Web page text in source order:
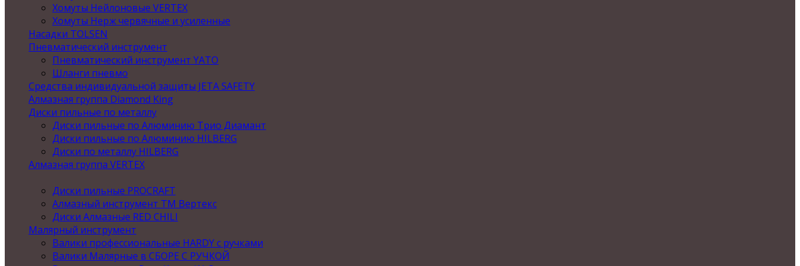
Хомуты Нейлоновые VERTEX
Хомуты Нерж червячные и усиленные
Насадки TOLSEN
Пневматический инструмент
Пневматический инструмент YATO
Шланги пневмо
Средства индивидуальной защиты JETA SAFETY
Алмазная группа Diamond King
Диски пильные по металлу
Диски пильные по Алюминию Трио Диамант
Диски пильные по Алюминию HILBERG
Диски по металлу HILBERG
Алмазная группа VERTEX
Диски пильные PROCRAFT
Алмазный инструмент ТМ Вертекс
Диски Алмазные RED CHILI
Малярный инструмент
Валики профессиональные HARDY с ручками
Валики Малярные в СБОРЕ С РУЧКОЙ